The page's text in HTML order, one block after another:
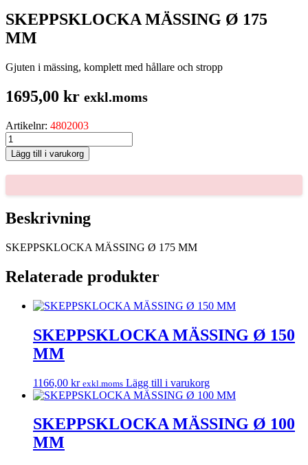
SKEPPSKLOCKA MÄSSING Ø 175
MM
Gjuten i mässing, komplett med hållare och stropp
1695,00 kr exkl.moms
Artikelnr: 4802003
SKEPPSKLOCKA
MÄSSING
Ø
175
mängd
Lägg till i varukorg
Beskrivning
SKEPPSKLOCKA MÄSSING Ø 175 MM
Relaterade produkter
SKEPPSKLOCKA MÄSSING Ø 150
MM
1166,00 kr exkl.moms Lägg till i varukorg
SKEPPSKLOCKA MÄSSING Ø 100
MM